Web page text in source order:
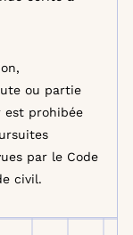
ou partie
est prohibée
par le Code
civil.